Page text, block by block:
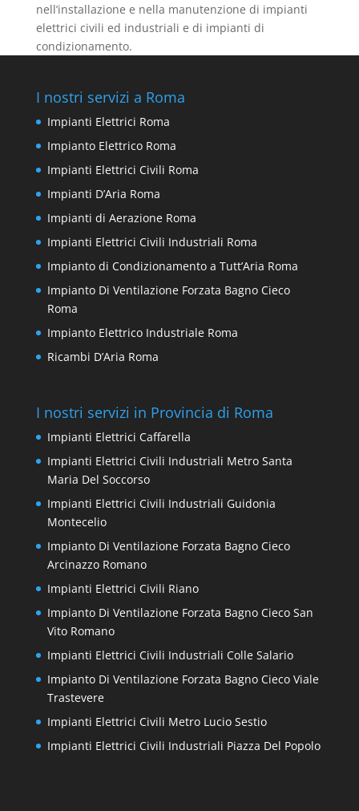
nell’installazione e nella manutenzione di impianti
elettrici civili ed industriali e di impianti di
condizionamento.
I nostri servizi a Roma
Impianti Elettrici Roma
Impianto Elettrico Roma
Impianti Elettrici Civili Roma
Impianti D’Aria Roma
Impianti di Aerazione Roma
Impianti Elettrici Civili Industriali Roma
Impianto di Condizionamento a Tutt’Aria Roma
Impianto Di Ventilazione Forzata Bagno Cieco
Roma
Impianto Elettrico Industriale Roma
Ricambi D’Aria Roma
I nostri servizi in Provincia di Roma
Impianti Elettrici Caffarella
Impianti Elettrici Civili Industriali Metro Santa
Maria Del Soccorso
Impianti Elettrici Civili Industriali Guidonia
Montecelio
Impianto Di Ventilazione Forzata Bagno Cieco
Arcinazzo Romano
Impianti Elettrici Civili Riano
Impianto Di Ventilazione Forzata Bagno Cieco San
Vito Romano
Impianti Elettrici Civili Industriali Colle Salario
Impianto Di Ventilazione Forzata Bagno Cieco Viale
Trastevere
Impianti Elettrici Civili Metro Lucio Sestio
Impianti Elettrici Civili Industriali Piazza Del Popolo